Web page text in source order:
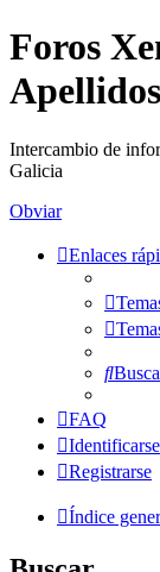
Foros
Intercambio de
Galicia
Obviar
Enlaces
FAQ
Identificarse
Registrarse
Índice